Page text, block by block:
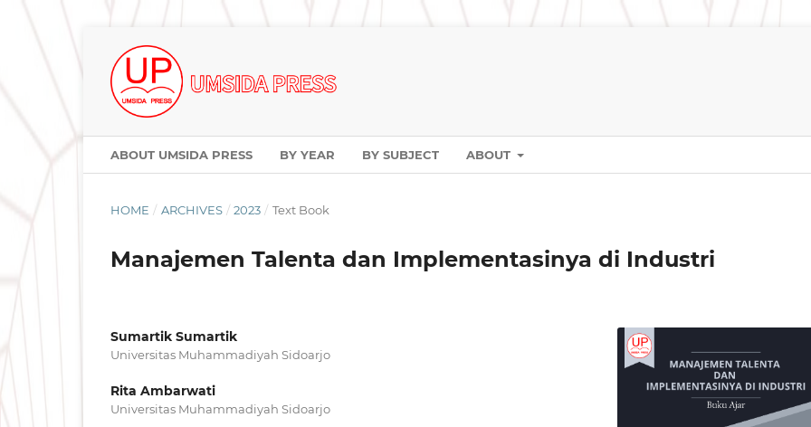
ABOUT UMSIDA PRESS BY YEAR BY SUBJECT ABOUT
HOME / ARCHIVES / 2023 / Text Book
Manajemen Talenta dan Implementasinya di Industri
Sumartik Sumartik
Universitas Muhammadiyah Sidoarjo
Rita Ambarwati
Universitas Muhammadiyah Sidoarjo